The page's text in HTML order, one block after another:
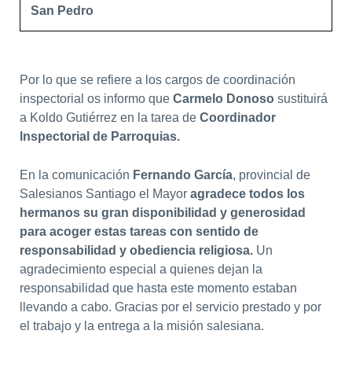
San Pedro
Por lo que se refiere a los cargos de coordinación
inspectorial os informo que Carmelo Donoso sustituirá
a Koldo Gutiérrez en la tarea de Coordinador
lnspectorial de Parroquias.
En la comunicación Fernando García, provincial de
Salesianos Santiago el Mayor agradece todos los
hermanos su gran disponibilidad y generosidad
para acoger estas tareas con sentido de
responsabilidad y obediencia religiosa.Un
agradecimiento especial a quienes dejan la
responsabilidad que hasta este momento estaban
llevando a cabo. Gracias por el servicio prestado y por
el trabajo y la entrega a la misión salesiana.